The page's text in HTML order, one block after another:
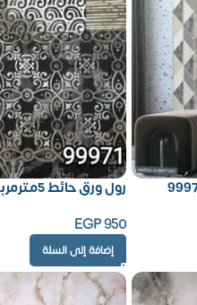
رول ورق حائط 5مترمربع – كود 99971007
EGP950
إضافة إلى السلة